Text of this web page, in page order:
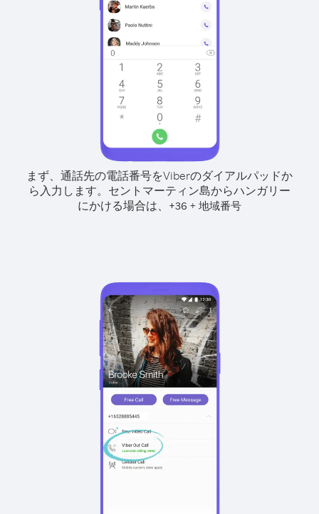
まず、通話先の電話番号をViberのダイアルパッドか
ら入力します。 セントマーティン島からハンガリー
にかける場合は、 +36 + 地域番号